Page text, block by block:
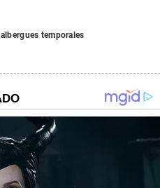
albergues temporales